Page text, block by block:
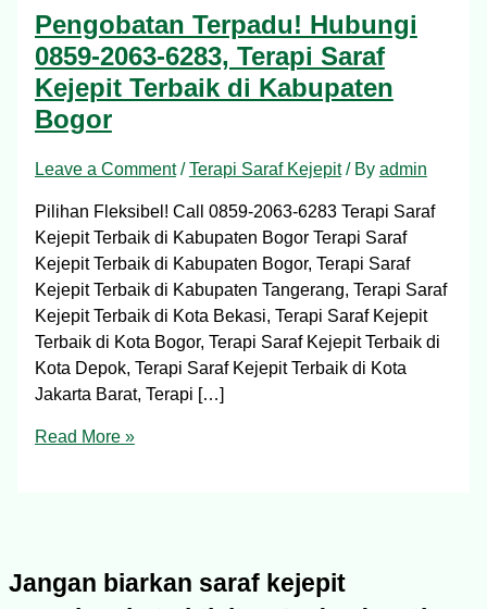
Pengobatan Terpadu! Hubungi
0859-2063-6283, Terapi Saraf
Kejepit Terbaik di Kabupaten
Bogor
Leave a Comment /Terapi Saraf Kejepit/ By admin
Pilihan Fleksibel! Call 0859-2063-6283 Terapi Saraf
Kejepit Terbaik di Kabupaten Bogor Terapi Saraf
Kejepit Terbaik di Kabupaten Bogor, Terapi Saraf
Kejepit Terbaik di Kabupaten Tangerang, Terapi Saraf
Kejepit Terbaik di Kota Bekasi, Terapi Saraf Kejepit
Terbaik di Kota Bogor, Terapi Saraf Kejepit Terbaik di
Kota Depok, Terapi Saraf Kejepit Terbaik di Kota
Jakarta Barat, Terapi […]
Read More »
Jangan biarkan saraf kejepit